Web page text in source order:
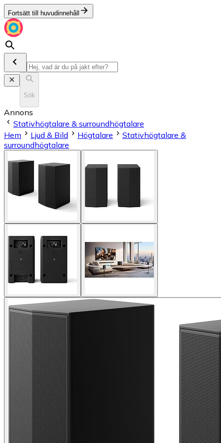
Fortsätt till huvudinnehåll
Sök
Annons
Stativhögtalare & surroundhögtalare
Hem
Ljud & Bild Högtalare
Stativhögtalare &
surroundhögtalare